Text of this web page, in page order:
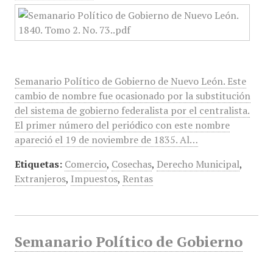
Semanario Político de Gobierno de Nuevo León. Este
cambio de nombre fue ocasionado por la substitución
del sistema de gobierno federalista por el centralista.
El primer número del periódico con este nombre
apareció el 19 de noviembre de 1835. Al…
Etiquetas: Comercio, Cosechas, Derecho Municipal,
Extranjeros, Impuestos, Rentas
Semanario Político de Gobierno